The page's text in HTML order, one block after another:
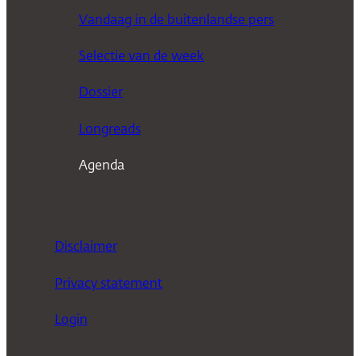
Vandaag in de buitenlandse pers
Selectie van de week
Dossier
Longreads
Agenda
Disclaimer
Privacy statement
Login